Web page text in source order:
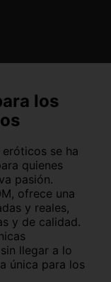
Cádiz
Cantabria
Ceuta
Córdoba
Girona
Guadalajara
Huelva
Jaén
los
eróticos se ha
quienes
pasión.
ofrece una
y reales,
y de calidad.
llegar a lo
única para los